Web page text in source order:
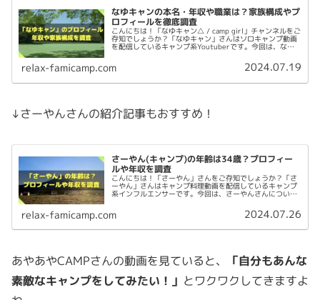
なゆキャンの本名・年収や職業は？家族構成やプ
ロフィールを徹底調査
こんにちは！「なゆキャン△ / camp girl」チャンネルをご
存知でしょうか？「なゆキャン」さんはソロキャンプ動画
を配信しているキャンプ系Youtuberです。今回は、なゆ
relax-famicamp.com 2024.07.19
↓さーやんさんの紹介記事もおすすめ！
さーやん(キャンプ)の年齢は34歳？プロフィー
ルや年収を調査
こんにちは！「さーやん」さんをご存知でしょうか？「さ
ーやん」さんはキャンプ料理動画を配信しているキャンプ
系インフルエンサーです。今回は、さーやんさんについて
relax-famicamp.com 2024.07.26
あやあやCAMPさんの動画を見ていると、
「自分もあんな
素敵なキャンプをしてみたい！」 とワクワクしてきますよ